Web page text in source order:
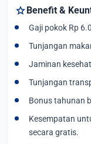
starBenefit &
Gaji pokok Rp
Tunjangan
Jaminan
Tunjangan
Bonus tahunan
Kesempatan
secara gratis.